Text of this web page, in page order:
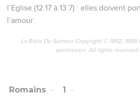
l’Eglise (12.17 à 13.7) : elles doivent
l’amour.
La Bible Du Semeur Copyright © 1992, 1999
permission. All rights reserved
Romains 1